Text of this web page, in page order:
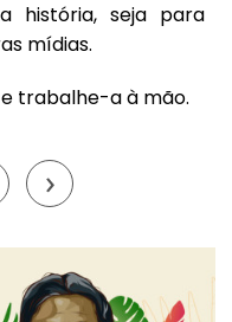
história, seja para
mídias.
trabalhe-a à mão.
›